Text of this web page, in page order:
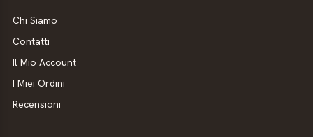
Chi Siamo
Contatti
Il Mio Account
I Miei Ordini
Recensioni